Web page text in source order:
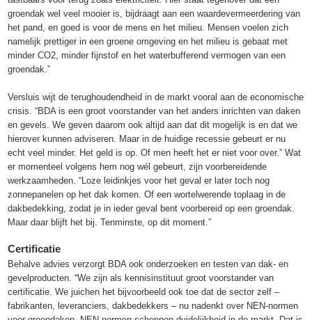
groendak wel veel mooier is, bijdraagt aan een waardevermeerdering van
het pand, en goed is voor de mens en het milieu. Mensen voelen zich
namelijk prettiger in een groene omgeving en het milieu is gebaat met
minder CO2, minder fijnstof en het waterbufferend vermogen van een
groendak.”
Versluis wijt de terughoudendheid in de markt vooral aan de economische
crisis. “BDA is een groot voorstander van het anders inrichten van daken
en gevels. We geven daarom ook altijd aan dat dit mogelijk is en dat we
hierover kunnen adviseren. Maar in de huidige recessie gebeurt er nu
echt veel minder. Het geld is op. Of men heeft het er niet voor over.” Wat
er momenteel volgens hem nog wél gebeurt, zijn voorbereidende
werkzaamheden. “Loze leidinkjes voor het geval er later toch nog
zonnepanelen op het dak komen. Of een wortelwerende toplaag in de
dakbedekking, zodat je in ieder geval bent voorbereid op een groendak.
Maar daar blijft het bij. Tenminste, op dit moment.”
Certificatie
Behalve advies verzorgt BDA ook onderzoeken en testen van dak- en
gevelproducten. “We zijn als kennisinstituut groot voorstander van
certificatie. We juichen het bijvoorbeeld ook toe dat de sector zelf –
fabrikanten, leveranciers, dakbedekkers – nu nadenkt over NEN-normen